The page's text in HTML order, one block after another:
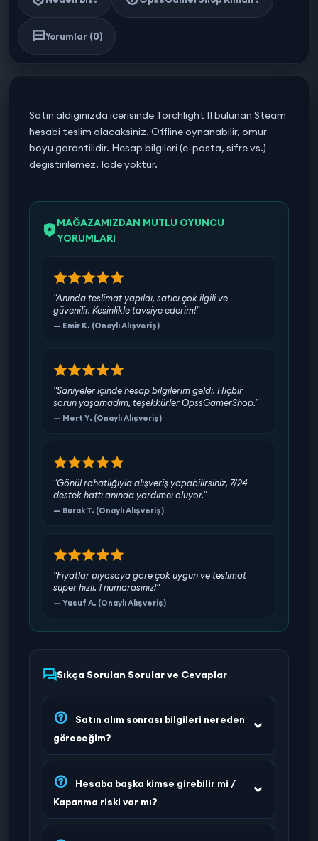
Yorumlar (0)
Satin aldiginizda icerisinde Torchlight II bulunan Steam
hesabi teslim alacaksiniz. Offline oynanabilir, omur
boyu garantilidir. Hesap bilgileri (e-posta, sifre vs.)
degistirilemez. Iade yoktur.
MAĞAZAMIZDAN MUTLU OYUNCU
YORUMLARI
"Anında teslimat yapıldı, satıcı çok ilgili ve
güvenilir. Kesinlikle tavsiye ederim!"
— Emir K. (Onaylı Alışveriş)
"Saniyeler içinde hesap bilgilerim geldi. Hiçbir
sorun yaşamadım, teşekkürler OpssGamerShop."
— Mert Y. (Onaylı Alışveriş)
"Gönül rahatlığıyla alışveriş yapabilirsiniz, 7/24
destek hattı anında yardımcı oluyor."
— Burak T. (Onaylı Alışveriş)
"Fiyatlar piyasaya göre çok uygun ve teslimat
süper hızlı. 1 numarasınız!"
— Yusuf A. (Onaylı Alışveriş)
Sıkça Sorulan Sorular ve Cevaplar
Satın alım sonrası bilgileri nereden
göreceğim?
Hesaba başka kimse girebilir mi /
Kapanma riski var mı?